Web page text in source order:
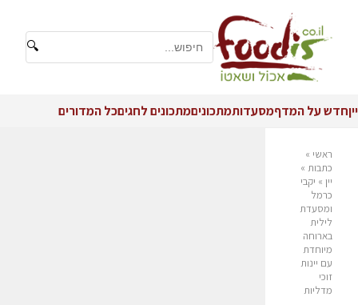
🔍
ייןחדש על המדףמסעדותמתכוניםמתכונים לחגיםכל המדורים
ראשי »
כתבות »
יין » יקבי
כרמל
ומסעדת
לילית
בארוחה
מיוחדת
עם יינות
זוכי
מדליות